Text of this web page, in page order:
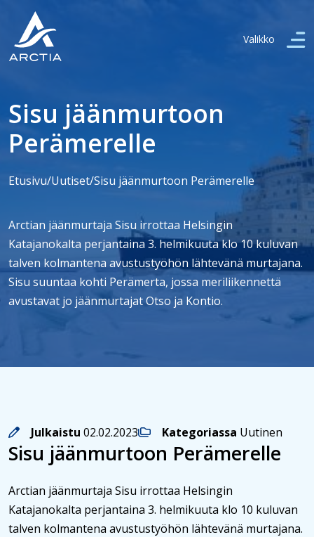
Valikko
Sisu jäänmurtoon
Perämerelle
Etusivu/Uutiset/Sisu jäänmurtoon Perämerelle
Arctian jäänmurtaja Sisu irrottaa Helsingin
Katajanokalta perjantaina 3. helmikuuta klo 10 kuluvan
talven kolmantena avustustyöhön lähtevänä murtajana.
Sisu suuntaa kohti Perämerta, jossa meriliikennettä
avustavat jo jäänmurtajat Otso ja Kontio.
Julkaistu 02.02.2023 Kategoriassa Uutinen
Sisu jäänmurtoon Perämerelle
Arctian jäänmurtaja Sisu irrottaa Helsingin
Katajanokalta perjantaina 3. helmikuuta klo 10 kuluvan
talven kolmantena avustustyöhön lähtevänä murtajana.